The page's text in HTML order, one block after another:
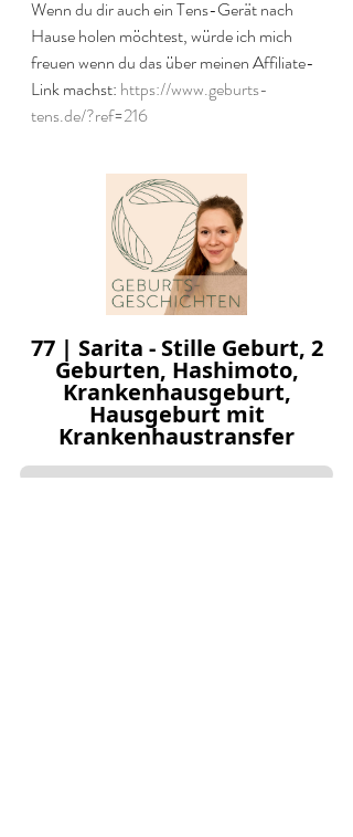
Wenn du dir auch ein Tens-Gerät nach
Hause holen möchtest, würde ich mich
freuen wenn du das über meinen Affiliate-
Link machst: https://www.geburts-
tens.de/?ref=216